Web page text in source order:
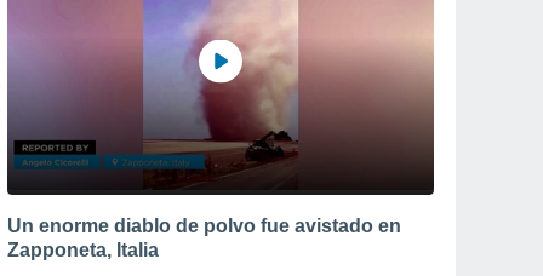
Un enorme diablo de polvo fue avistado en
Zapponeta, Italia